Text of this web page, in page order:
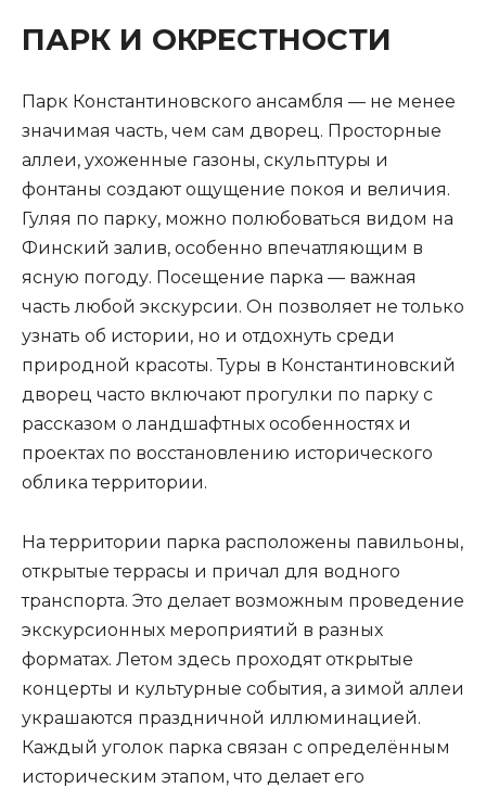
ПАРК И ОКРЕСТНОСТИ
Парк Константиновского ансамбля — не менее
значимая часть, чем сам дворец. Просторные
аллеи, ухоженные газоны, скульптуры и
фонтаны создают ощущение покоя и величия.
Гуляя по парку, можно полюбоваться видом на
Финский залив, особенно впечатляющим в
ясную погоду. Посещение парка — важная
часть любой экскурсии. Он позволяет не только
узнать об истории, но и отдохнуть среди
природной красоты. Туры в Константиновский
дворец часто включают прогулки по парку с
рассказом о ландшафтных особенностях и
проектах по восстановлению исторического
облика территории.
На территории парка расположены павильоны,
открытые террасы и причал для водного
транспорта. Это делает возможным проведение
экскурсионных мероприятий в разных
форматах. Летом здесь проходят открытые
концерты и культурные события, а зимой аллеи
украшаются праздничной иллюминацией.
Каждый уголок парка связан с определённым
историческим этапом, что делает его